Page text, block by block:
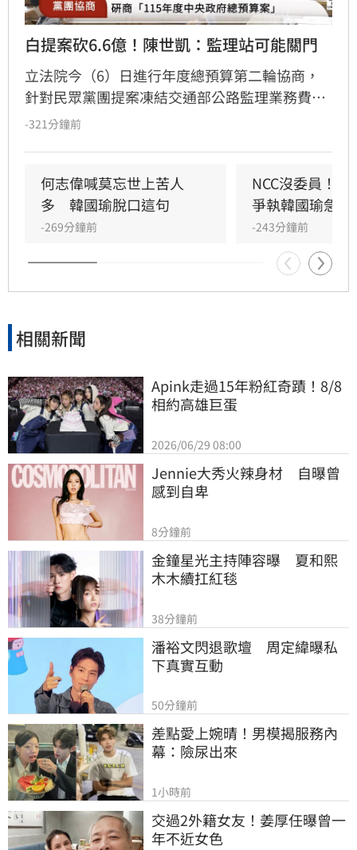
白提案砍6.6億！陳世凱：監理站可能關門
立法院今（6）日進行年度總預算第二輪協商，
針對民眾黨團提案凍結交通部公路監理業務費
40%並減列6.6億元，交通部長陳世凱示警，恐衝
持原案。立法院長韓國瑜最終裁示全案保留，並
要民眾黨團與交通部溝通。
-321分鐘前
何志偉喊莫忘世上苦人
多　韓國瑜脫口這句
-269分鐘前
NCC沒委員！
爭執韓國瑜急勸
-243分鐘前
相關新聞
Apink走過15年粉紅奇蹟！8/8
相約高雄巨蛋
2026/06/29 08:00
Jennie大秀火辣身材　自曝曾
感到自卑
8分鐘前
金鐘星光主持陣容曝　夏和熙
木木續扛紅毯
38分鐘前
潘裕文閃退歌壇　周定緯曝私
下真實互動
50分鐘前
差點愛上婉晴！男模揭服務內
幕：險尿出來
1小時前
交過2外籍女友！姜厚任曝曾一
年不近女色